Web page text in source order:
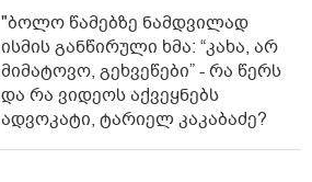
"ბოლო წამებზე ნამდვილად
ისმის განწირული ხმა: “კახა, არ
მიმატოვო, გეხვეწები” - რა წერს
და რა ვიდეოს აქვეყნებს
ადვოკატი, ტარიელ კაკაბაძე?